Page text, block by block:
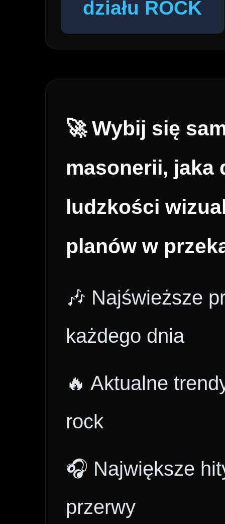
działu ROCK
🚀 Wybij się
masonerii, jaka
ludzkości
planów w
🎶 Najświeższe
każdego dnia
🔥 Aktualne
rock
🎧 Największe
przerwy